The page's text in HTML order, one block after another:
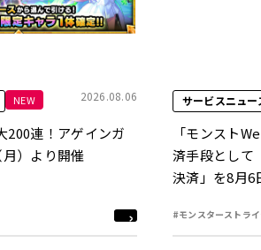
NEW 2026.08.06
200連！アゲインガ
）より開催
サービスニュー
「モンスト
済手段として
決済」を8月6
#モンスターストラ